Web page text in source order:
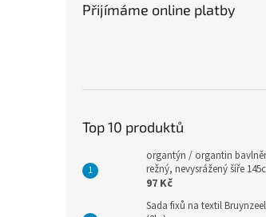
Přijímáme online platby
Top 10 produktů
organtýn / organtin
režný, nevysrážený šíře
97 Kč
Sada fixů na textil Bruynzeel